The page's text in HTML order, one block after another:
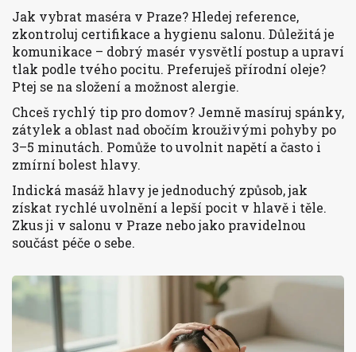
Jak vybrat maséra v Praze? Hledej reference,
zkontroluj certifikace a hygienu salonu. Důležitá je
komunikace – dobrý masér vysvětlí postup a upraví
tlak podle tvého pocitu. Preferuješ přírodní oleje?
Ptej se na složení a možnost alergie.
Chceš rychlý tip pro domov? Jemně masíruj spánky,
zátylek a oblast nad obočím krouživými pohyby po
3–5 minutách. Pomůže to uvolnit napětí a často i
zmírní bolest hlavy.
Indická masáž hlavy je jednoduchý způsob, jak
získat rychlé uvolnění a lepší pocit v hlavě i těle.
Zkus ji v salonu v Praze nebo jako pravidelnou
součást péče o sebe.